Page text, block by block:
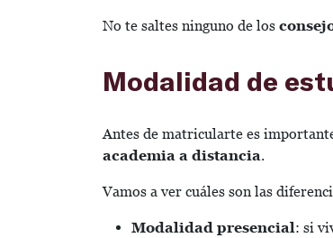
No te saltes ninguno de los
Modalidad de
Antes de matricularte es
academia a distancia.
Vamos a ver cuáles son las
Modalidad presencial: si